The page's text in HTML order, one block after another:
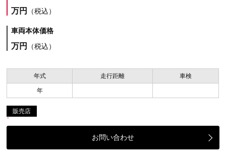
万円 （税込）
車両本体価格
万円 （税込）
年式 走行距離 車検
年
販売店
お問い合わせ